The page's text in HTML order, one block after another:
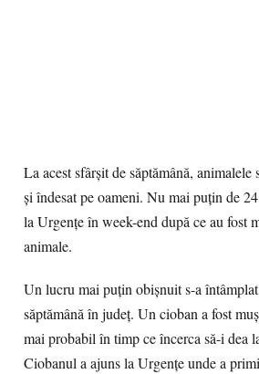
La acest sfârşit de săptămână,
şi îndesat pe oameni. Nu mai puţin de
la Urgenţe în week-end după ce au fost
animale.
Un lucru mai puţin obişnuit s-a
săptămână în judeţ. Un cioban a fost
mai probabil în timp ce încerca să-i dea
Ciobanul a ajuns la Urgenţe unde a